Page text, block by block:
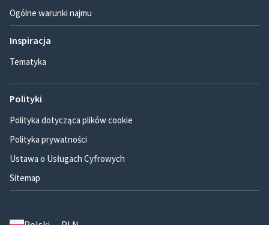
Ogólne warunki najmu
Inspiracja
Tematyka
Polityki
Polityka dotycząca plików cookie
Polityka prywatności
Ustawa o Usługach Cyfrowych
Sitemap